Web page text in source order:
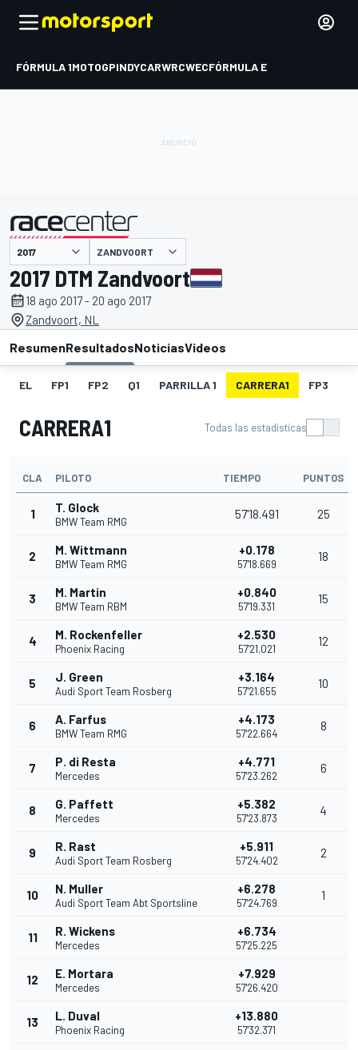
FÓRMULA 1MOTOGPINDYCARWRCWECFÓRMULA E
presentado por ZANDVOORT
2017 DTM Zandvoort
18 ago 2017 - 20 ago 2017
Zandvoort, NL
ResumenResultadosNoticiasVideos
EL FP1 FP2 Q1 PARRILLA 1 CARRERA1 FP3
CARRERA1 Todas las estadísticas
CLA PILOTO TIEMPO PUNTOS
1 T. Glock
BMW Team RMG
57'18.491 25
2 M. Wittmann
BMW Team RMG
+0.178
57'18.669
18
3 M. Martin
BMW Team RBM
+0.840
57'19.331
15
4 M. Rockenfeller
Phoenix Racing
+2.530
57'21.021
12
5 J. Green
Audi Sport Team Rosberg
+3.164
57'21.655
10
6 A. Farfus
BMW Team RMG
+4.173
57'22.664
8
7 P. di Resta
Mercedes
+4.771
57'23.262
6
8 G. Paffett
Mercedes
+5.382
57'23.873
4
9 R. Rast
Audi Sport Team Rosberg
+5.911
57'24.402
2
10 N. Muller
Audi Sport Team Abt Sportsline
+6.278
57'24.769
1
11 R. Wickens
Mercedes
+6.734
57'25.225
12 E. Mortara
Mercedes
+7.929
57'26.420
13 L. Duval
Phoenix Racing
+13.880
57'32.371